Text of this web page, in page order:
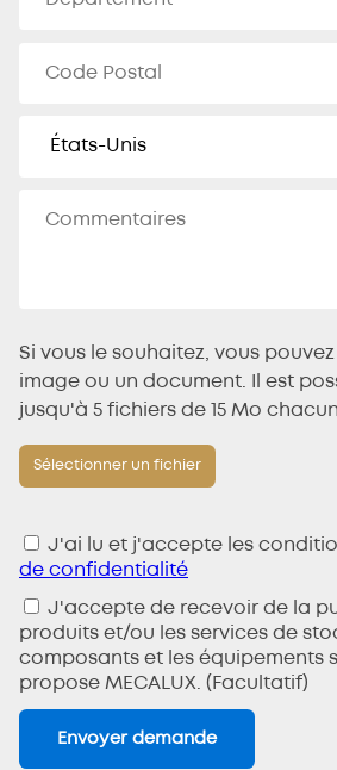
Si vous le souhaitez, vous
image ou un document. Il est
jusqu'à 5 fichiers de 15 Mo
J'ai lu et j'accepte les
de confidentialité
J'accepte de recevoir de la
produits et/ou les services de
composants et les équipements
propose MECALUX. (Facultatif)